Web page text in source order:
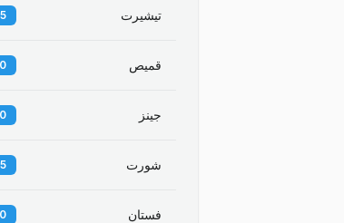
تيشيرت
قميص
جينز
شورت
فستان